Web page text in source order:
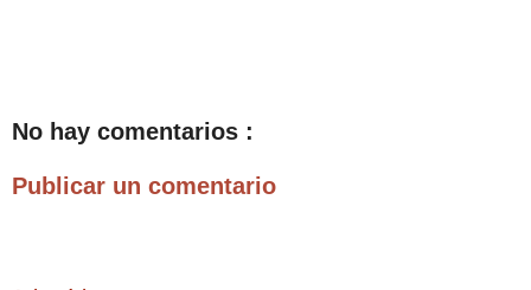
No hay comentarios :
Publicar un comentario